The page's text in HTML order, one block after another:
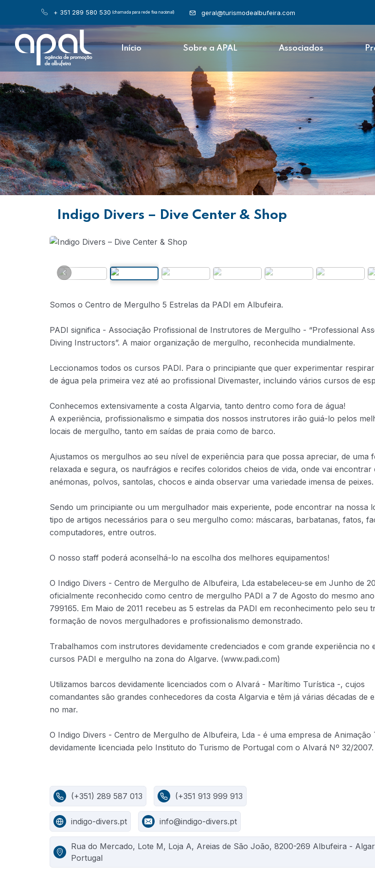
+ 351 289 580 530 (chamada para rede fixa nacional) geral@turismodealbufeira.com
Início Sobre a APAL Associados
Indigo Divers – Dive Center & Shop
Somos o Centro de Mergulho 5 Estrelas da PADI em Albufeira.
PADI significa - Associação Profissional de Instrutores de Mergulho - “Professional
Diving Instructors”. A maior organização de mergulho, reconhecida mundialmente.
Leccionamos todos os cursos PADI. Para o principiante que quer experimentar
de água pela primeira vez até ao profissional Divemaster, incluindo vários cursos de
Conhecemos extensivamente a costa Algarvia, tanto dentro como fora de água!
A experiência, profissionalismo e simpatia dos nossos instrutores irão guiá-lo pelos
locais de mergulho, tanto em saídas de praia como de barco.
Ajustamos os mergulhos ao seu nível de experiência para que possa apreciar, de uma
relaxada e segura, os naufrágios e recifes coloridos cheios de vida, onde vai encontrar
anémonas, polvos, santolas, chocos e ainda observar uma variedade imensa de peixes.
Sendo um principiante ou um mergulhador mais experiente, pode encontrar na nossa
tipo de artigos necessários para o seu mergulho como: máscaras, barbatanas, fatos,
computadores, entre outros.
O nosso staff poderá aconselhá-lo na escolha dos melhores equipamentos!
O Indigo Divers - Centro de Mergulho de Albufeira, Lda estabeleceu-se em Junho de
oficialmente reconhecido como centro de mergulho PADI a 7 de Agosto do mesmo
799165. Em Maio de 2011 recebeu as 5 estrelas da PADI em reconhecimento pelo seu
formação de novos mergulhadores e profissionalismo demonstrado.
Trabalhamos com instrutores devidamente credenciados e com grande experiência no
cursos PADI e mergulho na zona do Algarve. (www.padi.com)
Utilizamos barcos devidamente licenciados com o Alvará - Marítimo Turística -, cujos
comandantes são grandes conhecedores da costa Algarvia e têm já várias décadas de
no mar.
O Indigo Divers - Centro de Mergulho de Albufeira, Lda - é uma empresa de Animação
devidamente licenciada pelo Instituto do Turismo de Portugal com o Alvará Nº 32/2007.
(+351) 289 587 013 (+351 913 999 913
indigo-divers.pt info@indigo-divers.pt
Rua do Mercado, Lote M, Loja A, Areias de São João, 8200-269 Albufeira -
Portugal